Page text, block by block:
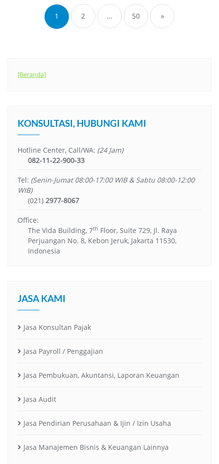
navigation
1 2 … 50 »
[Beranda]
KONSULTASI, HUBUNGI KAMI
Hotline Center, Call/WA: (24 Jam)
082-11-22-900-33
Tel: (Senin-Jumat 08:00-17:00 WIB & Sabtu 08:00-12:00
WIB)
(021) 2977-8067
Office:
The Vida Building, 7th Floor, Suite 729, Jl. Raya
Perjuangan No. 8, Kebon Jeruk, Jakarta 11530,
Indonesia
JASA KAMI
Jasa Konsultan Pajak
Jasa Payroll / Penggajian
Jasa Pembukuan, Akuntansi, Laporan Keuangan
Jasa Audit
Jasa Pendirian Perusahaan & Ijin / Izin Usaha
Jasa Manajemen Bisnis & Keuangan Lainnya